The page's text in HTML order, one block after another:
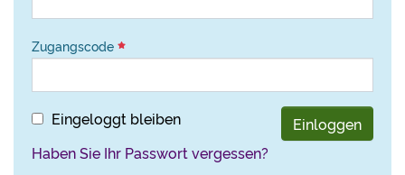
Zugangscode
Eingeloggt bleiben
Einloggen
Haben Sie Ihr Passwort vergessen?